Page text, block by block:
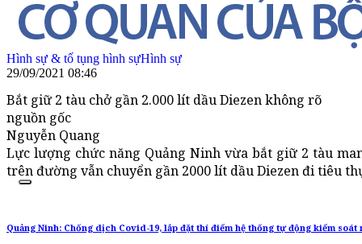
Hình sự & tố tụng hình sựHình sự
29/09/2021 08:46
Bắt giữ 2 tàu chở gần 2.000 lít dầu Diezen không rõ
nguồn gốc
Nguyễn Quang
Lực lượng chức năng Quảng Ninh vừa bắt giữ 2 tàu
trên đường vẫn chuyển gần 2000 lít dầu Diezen đi tiêu
Quảng Ninh: Chống dịch Covid-19, lắp đặt thí điểm hệ thống tự động kiểm